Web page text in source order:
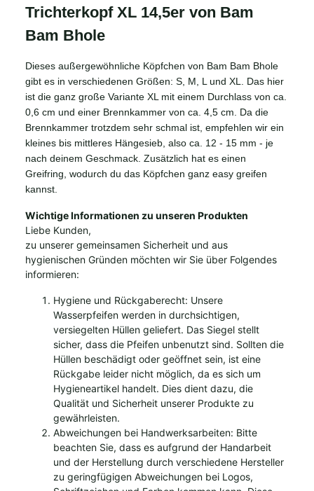
Trichterkopf XL 14,5er von Bam
Bam Bhole
Dieses außergewöhnliche Köpfchen von Bam Bam Bhole
gibt es in verschiedenen Größen: S, M, L und XL. Das hier
ist die ganz große Variante XL mit einem Durchlass von ca.
0,6 cm und einer Brennkammer von ca. 4,5 cm. Da die
Brennkammer trotzdem sehr schmal ist, empfehlen wir ein
kleines bis mittleres Hängesieb, also ca. 12 - 15 mm - je
nach deinem Geschmack. Zusätzlich hat es einen
Greifring, wodurch du das Köpfchen ganz easy greifen
kannst.
Wichtige Informationen zu unseren Produkten
Liebe Kunden,
zu unserer gemeinsamen Sicherheit und aus
hygienischen Gründen möchten wir Sie über Folgendes
informieren:
Hygiene und Rückgaberecht: Unsere
Wasserpfeifen werden in durchsichtigen,
versiegelten Hüllen geliefert. Das Siegel stellt
sicher, dass die Pfeifen unbenutzt sind. Sollten die
Hüllen beschädigt oder geöffnet sein, ist eine
Rückgabe leider nicht möglich, da es sich um
Hygieneartikel handelt. Dies dient dazu, die
Qualität und Sicherheit unserer Produkte zu
gewährleisten.
Abweichungen bei Handwerksarbeiten: Bitte
beachten Sie, dass es aufgrund der Handarbeit
und der Herstellung durch verschiedene Hersteller
zu geringfügigen Abweichungen bei Logos,